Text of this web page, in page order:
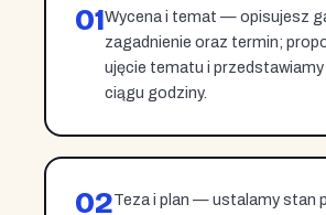
01Wycena i temat — opisujesz
zagadnienie oraz termin;
ujęcie tematu i przedstawiamy
ciągu godziny.
02Teza i plan — ustalamy stan